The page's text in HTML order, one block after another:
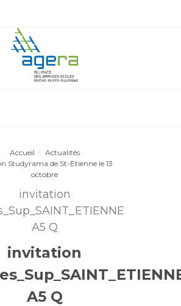
Accueil
Actualités
Studyrama de St-Etienne le 13
octobre
invitation
A5 Q
invitation
A5 Q